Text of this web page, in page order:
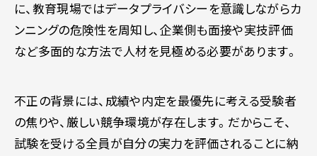
に、教育現場ではデータプライバシーを意識しながらカ
ンニングの危険性を周知し、企業側も面接や実技評価
など多面的な方法で人材を見極める必要があります。
不正の背景には、成績や内定を最優先に考える受験者
の焦りや、厳しい競争環境が存在します。だからこそ、
試験を受ける全員が自分の実力を評価されることに納